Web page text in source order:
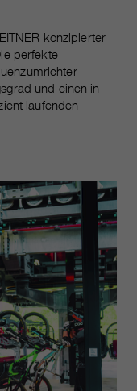
konzipierter
perfekte
und einen in
laufenden